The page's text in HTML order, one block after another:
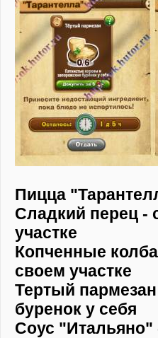
Пицца
Сладкий перец -
участке
Копченные
своем участке
Тертый
буренок у себя
Соус "Итальяно"